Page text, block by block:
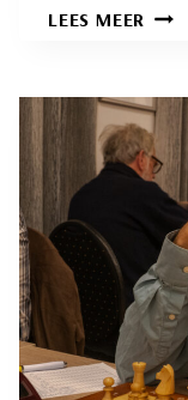
LEES MEER
VAN